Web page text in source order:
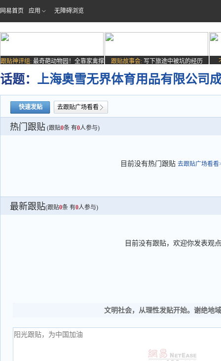
网易首页 应用 无障碍浏览
跟贴神评组: 最奇葩动物园！全靠家禽撑
场子
跟贴故事会: 写下旅途中被坑的经历
话题： 上海奥雪无界体育用品有限公司
快速发贴 去跟贴广场看看
热门跟贴 (跟贴0条 有0人参与)
目前没有热门跟贴 去跟贴广场看看
最新跟贴(跟贴0条 有0人参与)
目前没有跟贴，欢迎你发表观点
文明社会，从理性发贴开始。谢绝地